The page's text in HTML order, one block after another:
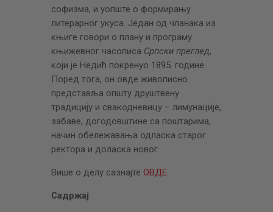
софизма, и уопште о формирању
литерарног укуса. Један од чланака из
књиге говори о плану и програму
књижевног часописа Српски преглед,
који је Недић покренуо 1895. године.
Поред тога, он овде живописно
представља општу друштвену
традицију и свакодневицу – лимунације,
забаве, догодовштине са поштарима,
начин обележавања одласка старог
ректора и доласка новог.
Више о делу сазнајте ОВДЕ.
Садржај